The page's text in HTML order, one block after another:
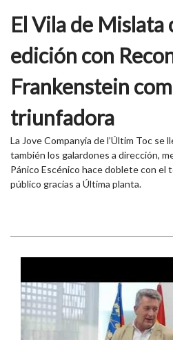
El Vila de Mislata
edición con
Frankenstein
triunfadora
La Jove Companyia de l’Últim Toc se
también los galardones a dirección,
Pánico Escénico hace doblete con el
público gracias a Última planta.